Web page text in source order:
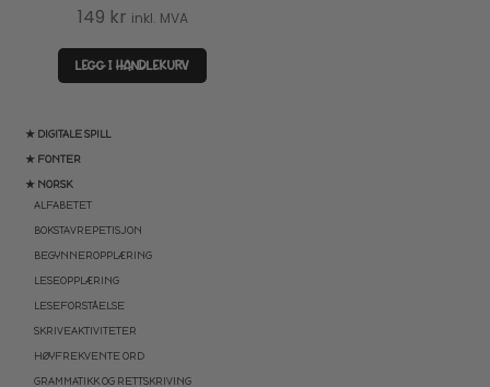
★ DIGITALE SPILL
★ FONTER
★ NORSK
ALFABETET
BOKSTAVREPETISJON
BEGYNNEROPPLÆRING
LESEOPPLÆRING
LESEFORSTÅELSE
SKRIVEAKTIVITETER
HØYFREKVENTE ORD
GRAMMATIKK OG RETTSKRIVING
149 kr inkl. MVA
LEGG I HANDLEKURV